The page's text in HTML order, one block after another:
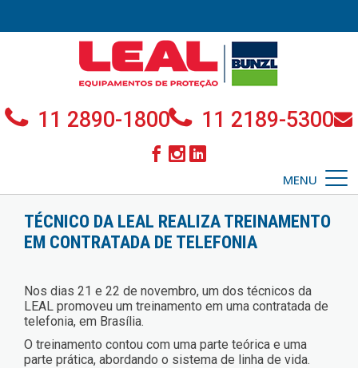
11 2890-1800 11 2189-5300
MENU
TÉCNICO DA LEAL REALIZA TREINAMENTO
EM CONTRATADA DE TELEFONIA
Nos dias 21 e 22 de novembro, um dos técnicos da
LEAL promoveu um treinamento em uma contratada de
telefonia, em Brasília.
O treinamento contou com uma parte teórica e uma
parte prática, abordando o sistema de linha de vida.